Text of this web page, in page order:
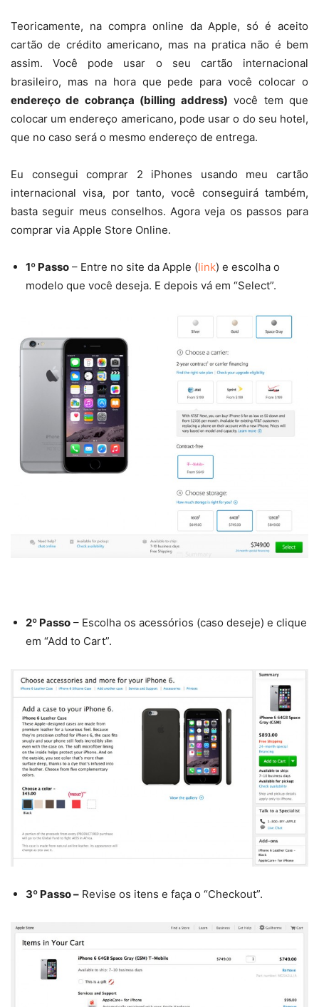
Teoricamente, na compra online da Apple, só é aceito
cartão de crédito americano, mas na pratica não é bem
assim. Você pode usar o seu cartão internacional
brasileiro, mas na hora que pede para você colocar o
endereço de cobrança (billing address) você tem que
colocar um endereço americano, pode usar o do seu hotel,
que no caso será o mesmo endereço de entrega.
Eu consegui comprar 2 iPhones usando meu cartão
internacional visa, por tanto, você conseguirá também,
basta seguir meus conselhos. Agora veja os passos para
comprar via Apple Store Online.
1º Passo – Entre no site da Apple (link) e escolha o
modelo que você deseja. E depois vá em “Select”.
2º Passo – Escolha os acessórios (caso deseje) e clique
em “Add to Cart”.
3º Passo – Revise os itens e faça o “Checkout”.